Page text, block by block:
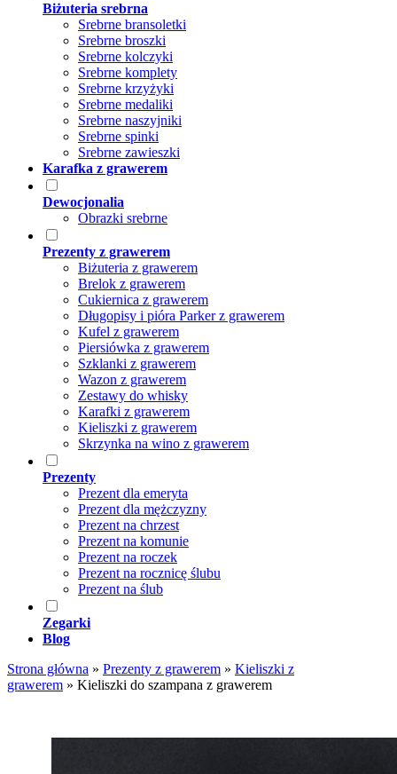
Biżuteria srebrna
Srebrne bransoletki
Srebrne broszki
Srebrne kolczyki
Srebrne komplety
Srebrne krzyżyki
Srebrne medaliki
Srebrne naszyjniki
Srebrne spinki
Srebrne zawieszki
Karafka z grawerem
Dewocjonalia
Obrazki srebrne
Prezenty z grawerem
Biżuteria z grawerem
Brelok z grawerem
Cukiernica z grawerem
Długopisy i pióra Parker z grawerem
Kufel z grawerem
Piersiówka z grawerem
Szklanki z grawerem
Wazon z grawerem
Zestawy do whisky
Karafki z grawerem
Kieliszki z grawerem
Skrzynka na wino z grawerem
Prezenty
Prezent dla emeryta
Prezent dla mężczyzny
Prezent na chrzest
Prezent na komunie
Prezent na roczek
Prezent na rocznicę ślubu
Prezent na ślub
Zegarki
Blog
Strona główna » Prezenty z grawerem » Kieliszki z
grawerem » Kieliszki do szampana z grawerem